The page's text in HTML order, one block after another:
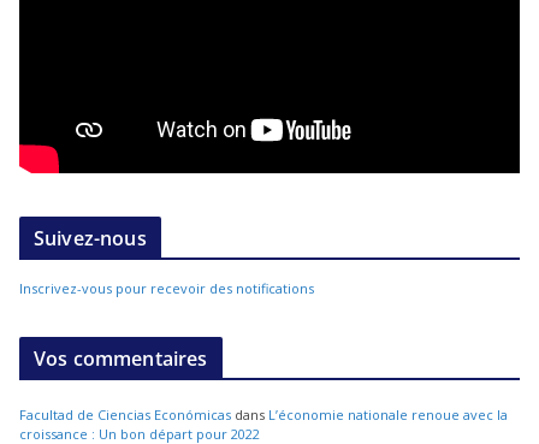
Suivez-nous
Inscrivez-vous pour recevoir des notifications
Vos commentaires
Facultad de Ciencias Económicas dans L’économie nationale renoue avec la
croissance : Un bon départ pour 2022